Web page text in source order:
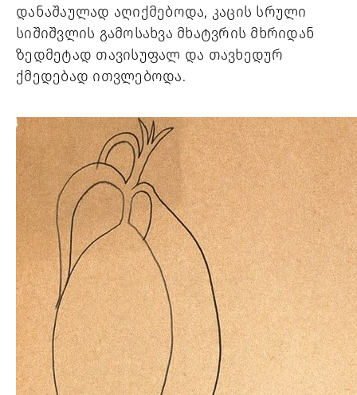
დანაშაულად აღიქმებოდა, კაცის სრული
სიშიშვლის გამოსახვა მხატვრის მხრიდან
ზედმეტად თავისუფალ და თავხედურ
ქმედებად ითვლებოდა.